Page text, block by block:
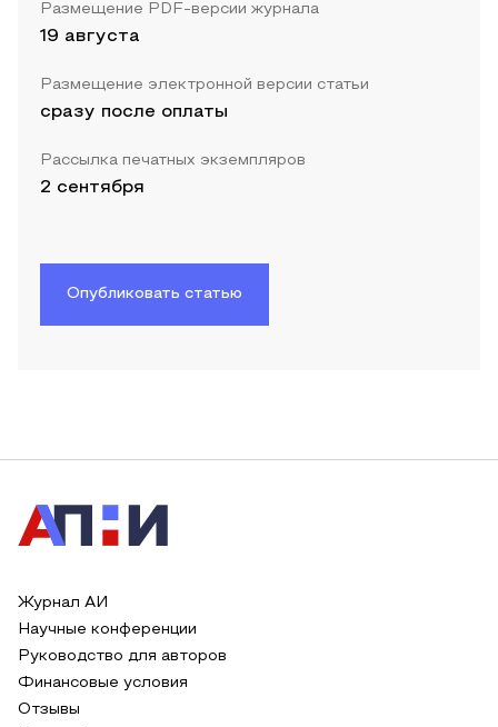
Размещение PDF-версии журнала
19 августа
Размещение электронной версии статьи
сразу после оплаты
Рассылка печатных экземпляров
2 сентября
Опубликовать статью
Журнал АИ
Научные конференции
Руководство для авторов
Финансовые условия
Отзывы